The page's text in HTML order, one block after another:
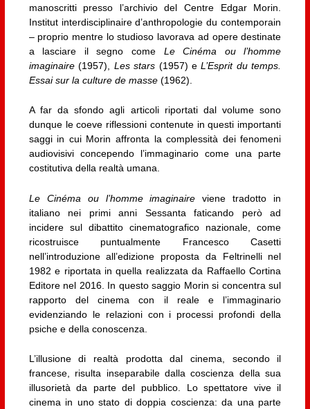
manoscritti presso l’archivio del Centre Edgar Morin.
Institut interdisciplinaire d’anthropologie du contemporain
– proprio mentre lo studioso lavorava ad opere destinate
a lasciare il segno come Le Cinéma ou l’homme
imaginaire(1957), Les stars (1957) eL’Esprit du temps.
Essai sur la culture de masse(1962).
A far da sfondo agli articoli riportati dal volume sono
dunque le coeve riflessioni contenute in questi importanti
saggi in cui Morin affronta la complessità dei fenomeni
audiovisivi concependo l’immaginario come una parte
costitutiva della realtà umana.
Le Cinéma ou l’homme imaginaire viene tradotto in
italiano nei primi anni Sessanta faticando però ad
incidere sul dibattito cinematografico nazionale, come
ricostruisce puntualmente Francesco Casetti
nell’introduzione all’edizione proposta da Feltrinelli nel
1982 e riportata in quella realizzata da Raffaello Cortina
Editore nel 2016. In questo saggio Morin si concentra sul
rapporto del cinema con il reale e l’immaginario
evidenziando le relazioni con i processi profondi della
psiche e della conoscenza.
L’illusione di realtà prodotta dal cinema, secondo il
francese, risulta inseparabile dalla coscienza della sua
illusorietà da parte del pubblico. Lo spettatore vive il
cinema in uno stato di doppia coscienza: da una parte